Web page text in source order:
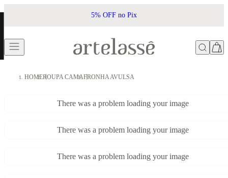
5% OFF no Pix
HOMEROUPA CAMAFRONHA AVULSA
There was a problem loading your image
There was a problem loading your image
There was a problem loading your image